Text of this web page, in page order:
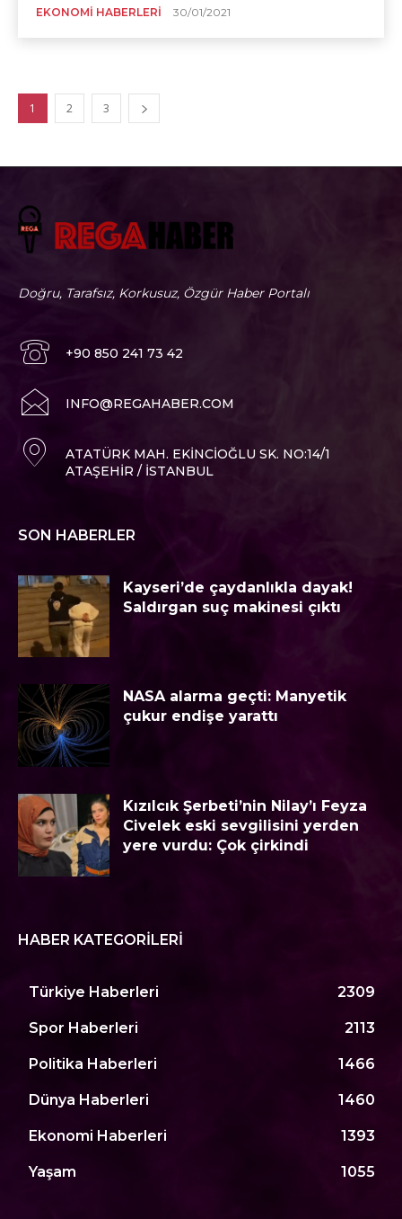
EKONOMI HABERLERI 30/01/2021
1 2 3
Doğru, Tarafsız, Korkusuz, Özgür Haber Portalı
+90 850 241 73 42
INFO@REGAHABER.COM
ATATÜRK MAH. EKINCIOĞLU SK. NO:14/1
ATAŞEHIR / İSTANBUL
SON HABERLER
Kayseri’de çaydanlıkla dayak!
Saldırgan suç makinesi çıktı
NASA alarma geçti: Manyetik
çukur endişe yarattı
Kızılcık Şerbeti’nin Nilay’ı Feyza
Civelek eski sevgilisini yerden
yere vurdu: Çok çirkindi
HABER KATEGORILERI
Türkiye Haberleri 2309
Spor Haberleri 2113
Politika Haberleri 1466
Dünya Haberleri 1460
Ekonomi Haberleri 1393
Yaşam 1055